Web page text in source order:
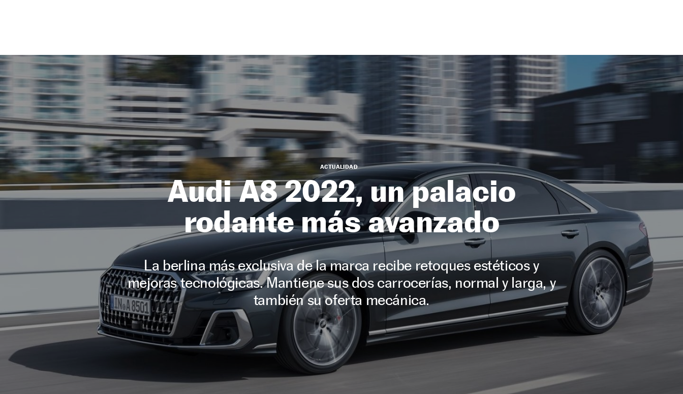
ACTUALIDAD
Audi A8 2022, un palacio
rodante más avanzado
La berlina más exclusiva de la marca recibe retoques estéticos y
mejoras tecnológicas. Mantiene sus dos carrocerías, normal y larga, y
también su oferta mecánica.